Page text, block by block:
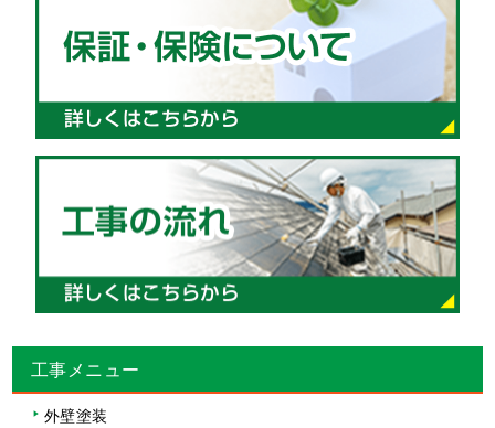
工事メニュー
外壁塗装